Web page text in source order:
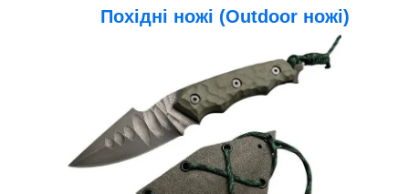
Похідні ножі (Outdoor ножі)